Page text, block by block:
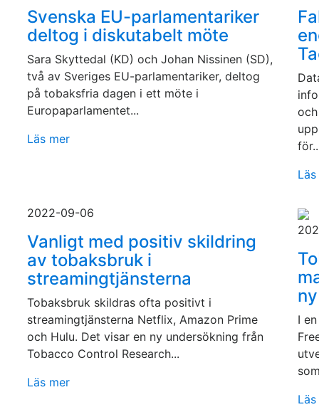
Svenska EU-parlamentariker
deltog i diskutabelt möte
Sara Skyttedal (KD) och Johan Nissinen (SD),
två av Sveriges EU-parlamentariker, deltog
på tobaksfria dagen i ett möte i
Europaparlamentet...
Läs mer
2022-09-06
Vanligt med positiv skildring
av tobaksbruk i
streamingtjänsterna
Tobaksbruk skildras ofta positivt i
streamingtjänsterna Netflix, Amazon Prime
och Hulu. Det visar en ny undersökning från
Tobacco Control Research...
Läs mer
I